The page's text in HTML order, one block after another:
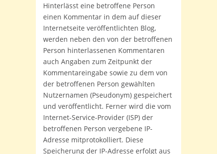
Hinterlässt eine betroffene Person
einen Kommentar in dem auf dieser
Internetseite veröffentlichten Blog,
werden neben den von der betroffenen
Person hinterlassenen Kommentaren
auch Angaben zum Zeitpunkt der
Kommentareingabe sowie zu dem von
der betroffenen Person gewählten
Nutzernamen (Pseudonym) gespeichert
und veröffentlicht. Ferner wird die vom
Internet-Service-Provider (ISP) der
betroffenen Person vergebene IP-
Adresse mitprotokolliert. Diese
Speicherung der IP-Adresse erfolgt aus